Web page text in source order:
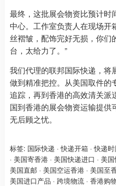
最终，这批展会物资比预计时
中心。工作室负责人在现场开
丝褶皱，配饰完好无损，你们
台，太给力了。”
我们代理的联邦国际快递，将
做到精准把控。从美国取件的
追踪，再到香港的高效清关派
国到香港的展会物资运输提供
无后顾之忧。
标签: 国际快递 ·快递开箱 ·快递时
· 美国寄香港 · 美国快递进口 · 美
美国直邮 · 美国空运香港 · 美国至
美国进口产品 · 跨境物流 · 香港购